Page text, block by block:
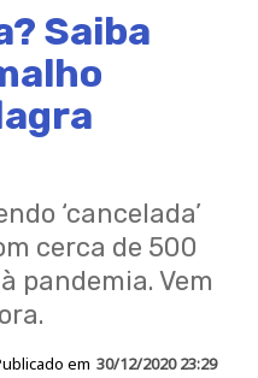
Saiba
‘cancelada’
cerca de 500
pandemia. Vem
em 30/12/2020 23:29